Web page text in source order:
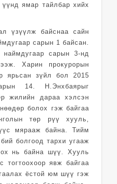
ямар тайлбар хийх
үзүүлж байснаа сайн
сарын 1 байсан.
сарын 3-нд
Харин прокурорын
ярьсан зүйл бол 2015
14. Н.Энхбаярыг
жилийн дараа хэлсэн
болох гэж байгаа
төр рүү хууль,
мярааж байна. Тийм
болгоод тархи угааж
нь байна шүү. Хууль
тогтоохоор явж байгаа
ёстой юм шүү гэж